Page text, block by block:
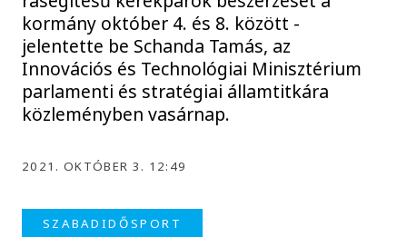
kormány október 4. és 8. között -
jelentette be Schanda Tamás, az
Innovációs és Technológiai Minisztérium
parlamenti és stratégiai államtitkára
közleményben vasárnap.
2021. OKTÓBER 3. 12:49
SZABADIDŐSPORT